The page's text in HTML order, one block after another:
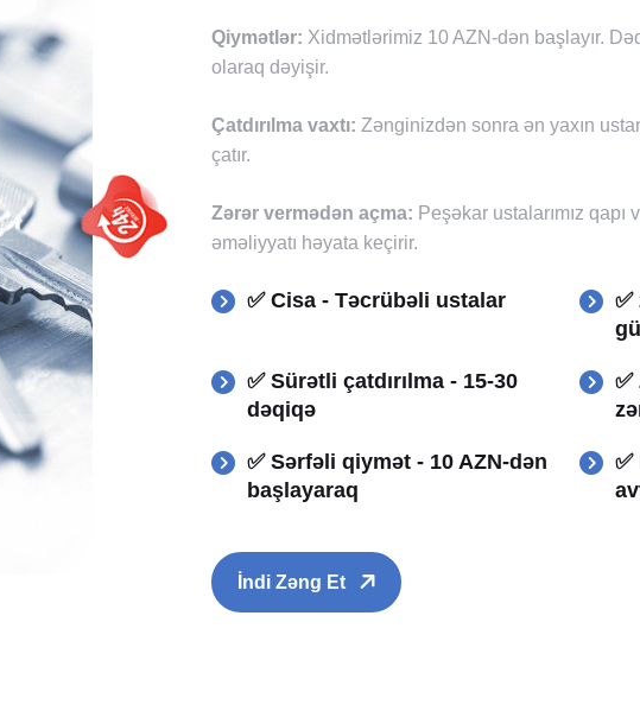
Qiymətlər: Xidmətlərimiz 10 AZN-dən başlayır.
olaraq dəyişir.
Çatdırılma vaxtı: Zənginizdən sonra ən yaxın
çatır.
Zərər vermədən açma: Peşəkar ustalarımız
əməliyyatı həyata keçirir.
✅ Cisa - Təcrübəli ustalar
✅ Sürətli çatdırılma - 15-30
dəqiqə
✅ Sərfəli qiymət - 10 AZN-dən
başlayaraq
İndi Zəng Et